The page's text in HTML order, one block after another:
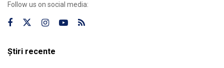
Follow us on social media:
Știri recente